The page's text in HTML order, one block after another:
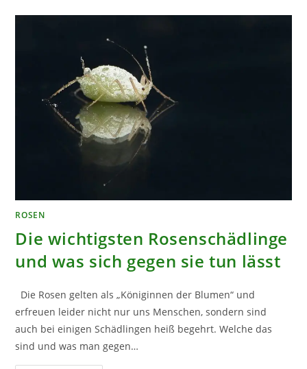
LANDEN
ROSEN
Die wichtigsten Rosenschädlinge
und was sich gegen sie tun lässt
Die Rosen gelten als „Königinnen der Blumen“ und
erfreuen leider nicht nur uns Menschen, sondern sind
auch bei einigen Schädlingen heiß begehrt. Welche das
sind und was man gegen…